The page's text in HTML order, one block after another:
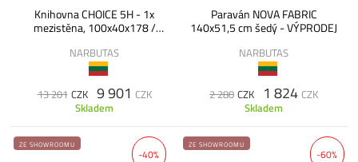
Knihovna CHOICE 5H - 1x
mezistěna, 100x40x178 /
NARBUTAS
13 201 CZK 9 901 CZK
Skladem
Paraván NOVA FABRIC
140x51,5 cm šedý - VÝPRODEJ
NARBUTAS
2 280 CZK 1 824 CZK
Skladem
-40%
ZE SHOWROOMU
-60%
ZE SHOWROOMU